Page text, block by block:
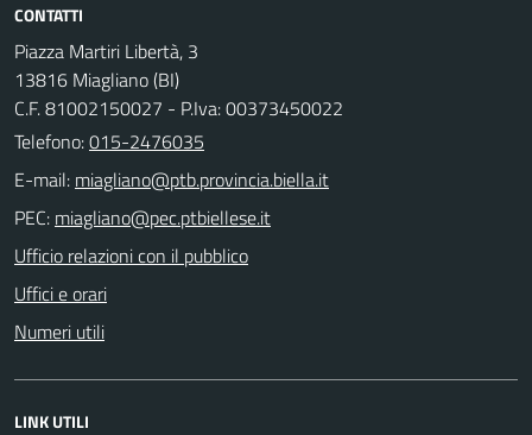
CONTATTI
Piazza Martiri Libertà, 3
13816 Miagliano (BI)
C.F. 81002150027 - P.Iva: 00373450022
Telefono:015-2476035
E-mail:
PEC:
Ufficio relazioni con il pubblico
Uffici e orari
Numeri utili
LINK UTILI